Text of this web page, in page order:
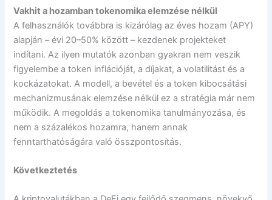
Vakhit a hozamban tokenomika elemzése nélkül
A felhasználók továbbra is kizárólag az éves hozam (APY)
alapján – évi 20–50% között – kezdenek projekteket
indítani. Az ilyen mutatók azonban gyakran nem veszik
figyelembe a token inflációját, a díjakat, a volatilitást és a
kockázatokat. A modell, a bevétel és a token kibocsátási
mechanizmusának elemzése nélkül ez a stratégia már nem
működik. A megoldás a tokenomika tanulmányozása, és
nem a százalékos hozamra, hanem annak
fenntarthatóságára való összpontosítás.
Következtetés